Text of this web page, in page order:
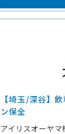
【埼玉/深谷】
ン保全
アイリスオーヤマ